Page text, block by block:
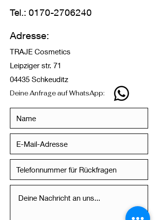
Tel.: 0170-2706240
Adresse:
TRAJE Cosmetics
Leipziger str. 71
04435 Schkeuditz
Deine Anfrage auf WhatsApp: